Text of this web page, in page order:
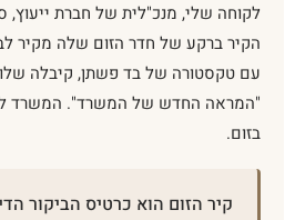
לקוחה שלי, מנכ"לית של חברת
הקיר ברקע של חדר הזום שלה מקיר
עם טקסטורה של בד פשתן, קיבלה
"המראה החדש של המשרד". המשרד
בזום.
קיר הזום הוא כרטיס הביקור